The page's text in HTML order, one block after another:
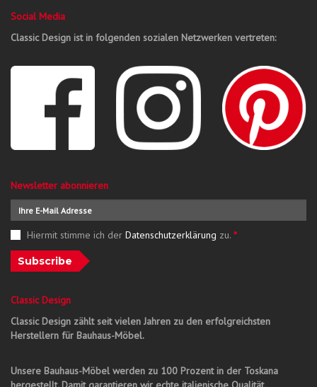
Social Media
Classic Design ist in folgenden sozialen Netzwerken vertreten:
Newsletter abonnieren
Hiermit stimme ich der Datenschutzerklärung zu. *
Subscribe
Classic Design
Classic Design zählt seit vielen Jahren zu den erfolgreichsten
Herstellern für Bauhaus-Möbel.
Unsere Bauhaus-Möbel werden zu 100 Prozent in der Toskana